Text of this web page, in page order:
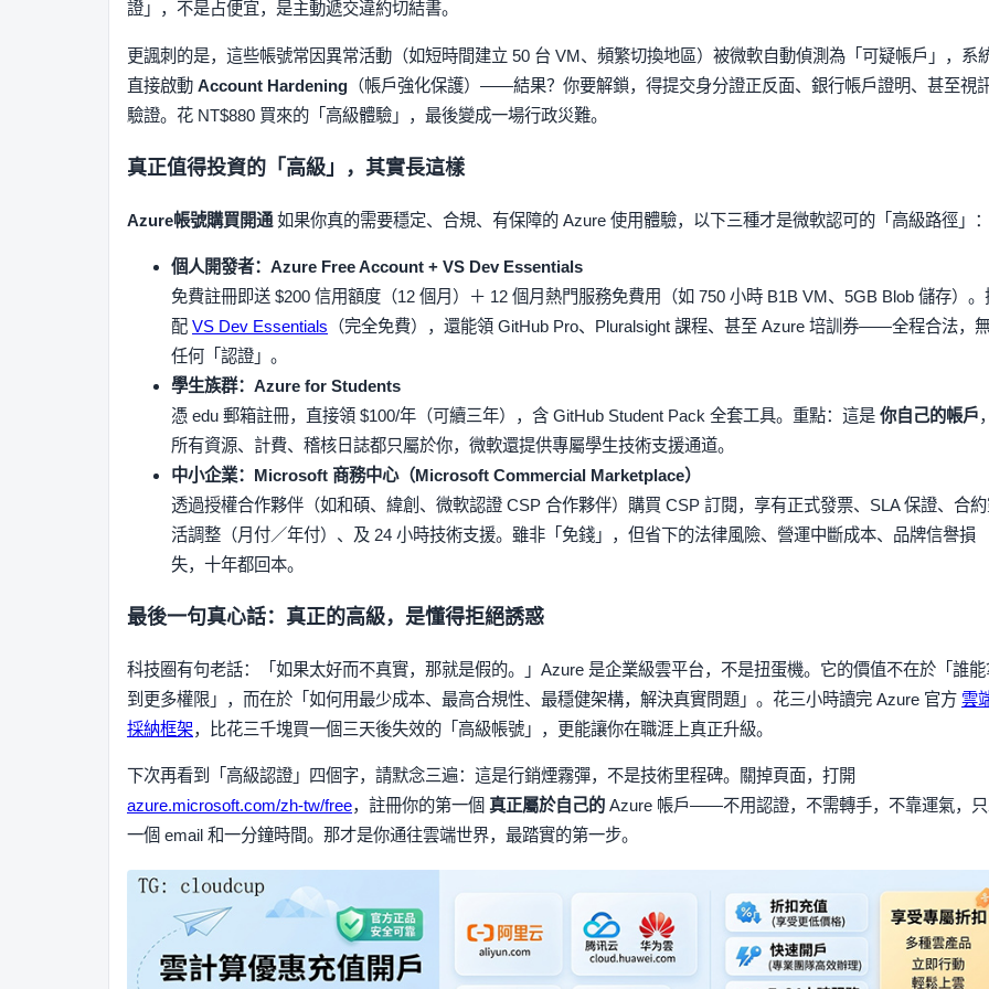
證」，不是占便宜，是主動遞交違約切結書。
更諷刺的是，這些帳號常因異常活動（如短時間建立 50 台 VM、頻繁切換地區）被微軟自動偵測為「可疑帳戶」，系
直接啟動 Account Hardening （帳戶強化保護）——結果？你要解鎖，得提交身分證正反面、銀行帳戶證明、甚至視
驗證。花 NT$880 買來的「高級體驗」，最後變成一場行政災難。
真正值得投資的「高級」，其實長這樣
Azure帳號購買開通 如果你真的需要穩定、合規、有保障的 Azure 使用體驗，以下三種才是微軟認可的「高級路徑」：
個人開發者：Azure Free Account + VS Dev Essentials
免費註冊即送 $200 信用額度（12 個月）＋ 12 個月熱門服務免費用（如 750 小時 B1B VM、5GB Blob 儲存）。
配 VS Dev Essentials （完全免費），還能領 GitHub Pro、Pluralsight 課程、甚至 Azure 培訓券——全程合法，
任何「認證」。
學生族群：Azure for Students
憑 edu 郵箱註冊，直接領 $100/年（可續三年），含 GitHub Student Pack 全套工具。重點：這是 你自己的帳戶，
所有資源、計費、稽核日誌都只屬於你，微軟還提供專屬學生技術支援通道。
中小企業：Microsoft 商務中心（Microsoft Commercial Marketplace）
透過授權合作夥伴（如和碩、緯創、微軟認證 CSP 合作夥伴）購買 CSP 訂閱，享有正式發票、SLA 保證、合
活調整（月付／年付）、及 24 小時技術支援。雖非「免錢」，但省下的法律風險、營運中斷成本、品牌信譽損
失，十年都回本。
最後一句真心話：真正的高級，是懂得拒絕誘惑
科技圈有句老話：「如果太好而不真實，那就是假的。」Azure 是企業級雲平台，不是扭蛋機。它的價值不在於「誰能
到更多權限」，而在於「如何用最少成本、最高合規性、最穩健架構，解決真實問題」。花三小時讀完 Azure 官方 雲
採納框架，比花三千塊買一個三天後失效的「高級帳號」，更能讓你在職涯上真正升級。
下次再看到「高級認證」四個字，請默念三遍：這是行銷煙霧彈，不是技術里程碑。關掉頁面，打開
azure.microsoft.com/zh-tw/free，註冊你的第一個 真正屬於自己的 Azure 帳戶——不用認證，不需轉手，不靠運氣，
一個 email 和一分鐘時間。那才是你通往雲端世界，最踏實的第一步。